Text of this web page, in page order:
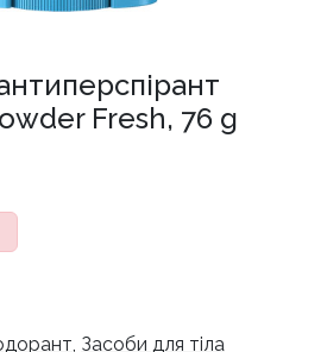
Fresh, 76 g
, Засоби для тіла